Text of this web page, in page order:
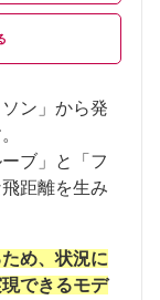
ン」から発
ブ」と「フ
距離を生み
め、状況に
できるモデ